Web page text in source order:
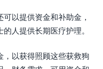
以提供资金和补助金，
人提供长期医疗护理。
以获得照顾这些获救狗